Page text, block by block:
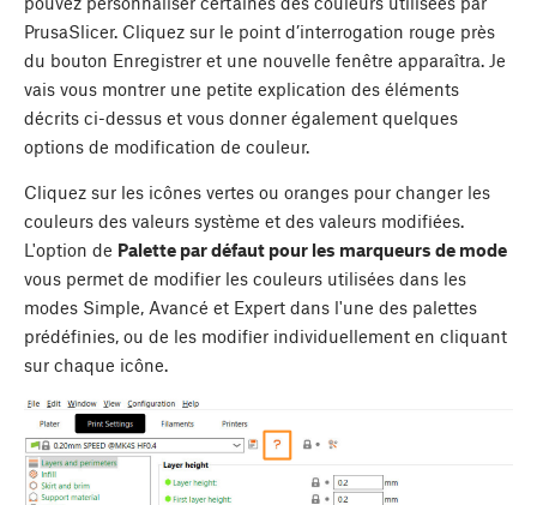
PrusaSlicer. Cliquez sur le point d’interrogation rouge près
du bouton Enregistrer et une nouvelle fenêtre apparaîtra. Je
vais vous montrer une petite explication des éléments
décrits ci-dessus et vous donner également quelques
options de modification de couleur.
Cliquez sur les icônes vertes ou oranges pour changer les
couleurs des valeurs système et des valeurs modifiées.
L'option de Palette par défaut pour les marqueurs de mode
vous permet de modifier les couleurs utilisées dans les
modes Simple, Avancé et Expert dans l'une des palettes
prédéfinies, ou de les modifier individuellement en cliquant
sur chaque icône.